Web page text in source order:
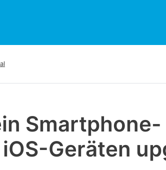
Smartphone-
Geräten